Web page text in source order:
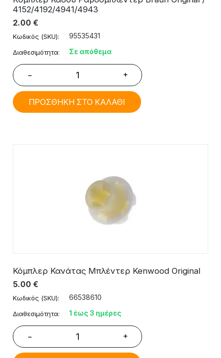
4152/4192/4941/4943
2.00 €
Κωδικός (SKU): 95535431
Διαθεσιμότητα: Σε απόθεμα
− +
ΠΡΟΣΘΗΚΗ ΣΤΟ ΚΑΛΑΘΙ
Κόμπλερ Κανάτας Μπλέντερ Kenwood Original
5.00 €
Κωδικός (SKU): 66538610
Διαθεσιμότητα: 1 έως 3 ημέρες
− +